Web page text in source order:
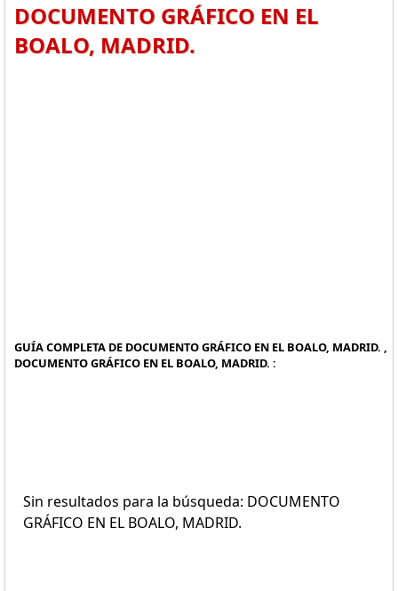
DOCUMENTO GRÁFICO EN EL
BOALO, MADRID.
GUÍA COMPLETA DE DOCUMENTO GRÁFICO EN EL BOALO, MADRID. ,
DOCUMENTO GRÁFICO EN EL BOALO, MADRID. :
Sin resultados para la búsqueda: DOCUMENTO
GRÁFICO EN EL BOALO, MADRID.